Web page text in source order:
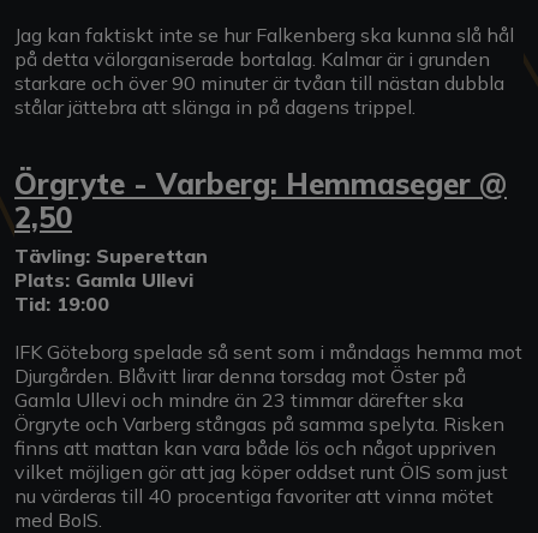
Jag kan faktiskt inte se hur Falkenberg ska kunna slå hål
på detta välorganiserade bortalag. Kalmar är i grunden
starkare och över 90 minuter är tvåan till nästan dubbla
stålar jättebra att slänga in på dagens trippel.
Örgryte - Varberg: Hemmaseger @
2,50
Tävling: Superettan
Plats: Gamla Ullevi
Tid: 19:00
IFK Göteborg spelade så sent som i måndags hemma mot
Djurgården. Blåvitt lirar denna torsdag mot Öster på
Gamla Ullevi och mindre än 23 timmar därefter ska
Örgryte och Varberg stångas på samma spelyta. Risken
finns att mattan kan vara både lös och något uppriven
vilket möjligen gör att jag köper oddset runt ÖIS som just
nu värderas till 40 procentiga favoriter att vinna mötet
med BoIS.